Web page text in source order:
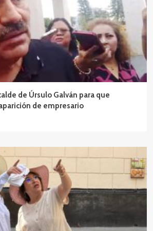
de Úrsulo Galván para que
de empresario